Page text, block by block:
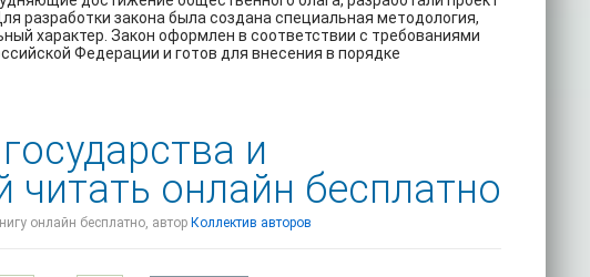
разработки закона была создана специальная методология,
характер. Закон оформлен в соответствии с требованиями
Федерации и готов для внесения в порядке
и
читать онлайн бесплатно
онлайн бесплатно, автор Коллектив авторов